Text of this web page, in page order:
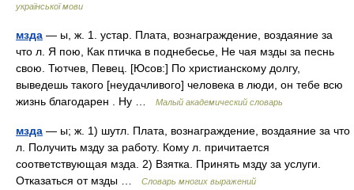
української мови
мзда — ы, ж. 1. устар. Плата, вознаграждение, воздаяние за
что л. Я пою, Как птичка в поднебесье, Не чая мзды за песнь
свою. Тютчев, Певец. [Юсов:] По христианскому долгу,
выведешь такого [неудачливого] человека в люди, он тебе всю
жизнь благодарен . Ну …
Малый академический словарь
мзда — ы; ж. 1) шутл. Плата, вознаграждение, воздаяние за что
л. Получить мзду за работу. Кому л. причитается
соответствующая мзда. 2) Взятка. Принять мзду за услуги.
Отказаться от мзды …
Словарь многих выражений